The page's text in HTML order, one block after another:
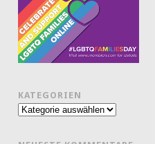
KATEGORIEN
Kategorien